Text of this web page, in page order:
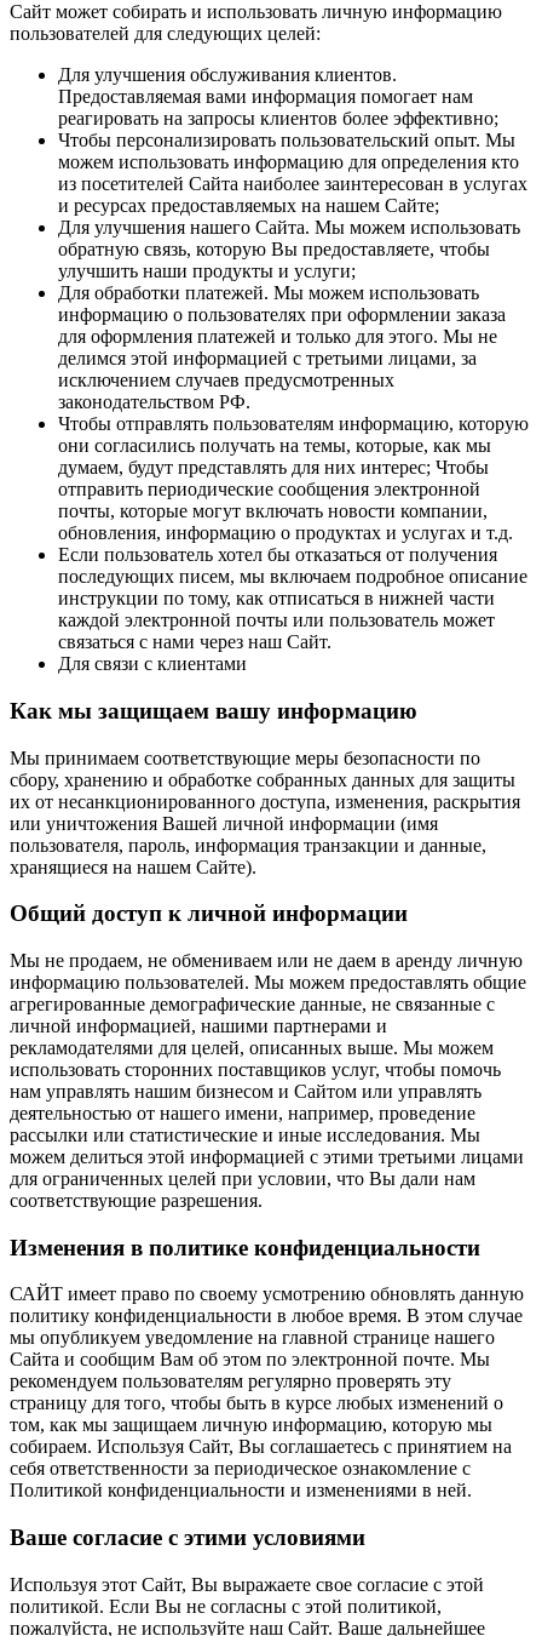
Сайт может собирать и использовать личную информацию
пользователей для следующих целей:
Для улучшения обслуживания клиентов.
Предоставляемая вами информация помогает нам
реагировать на запросы клиентов более эффективно;
Чтобы персонализировать пользовательский опыт. Мы
можем использовать информацию для определения кто
из посетителей Сайта наиболее заинтересован в услугах
и ресурсах предоставляемых на нашем Сайте;
Для улучшения нашего Сайта. Мы можем использовать
обратную связь, которую Вы предоставляете, чтобы
улучшить наши продукты и услуги;
Для обработки платежей. Мы можем использовать
информацию о пользователях при оформлении заказа
для оформления платежей и только для этого. Мы не
делимся этой информацией с третьими лицами, за
исключением случаев предусмотренных
законодательством РФ.
Чтобы отправлять пользователям информацию, которую
они согласились получать на темы, которые, как мы
думаем, будут представлять для них интерес; Чтобы
отправить периодические сообщения электронной
почты, которые могут включать новости компании,
обновления, информацию о продуктах и услугах и т.д.
Если пользователь хотел бы отказаться от получения
последующих писем, мы включаем подробное описание
инструкции по тому, как отписаться в нижней части
каждой электронной почты или пользователь может
связаться с нами через наш Сайт.
Для связи с клиентами
Как мы защищаем вашу информацию
Мы принимаем соответствующие меры безопасности по
сбору, хранению и обработке собранных данных для защиты
их от несанкционированного доступа, изменения, раскрытия
или уничтожения Вашей личной информации (имя
пользователя, пароль, информация транзакции и данные,
хранящиеся на нашем Сайте).
Общий доступ к личной информации
Мы не продаем, не обмениваем или не даем в аренду личную
информацию пользователей. Мы можем предоставлять общие
агрегированные демографические данные, не связанные с
личной информацией, нашими партнерами и
рекламодателями для целей, описанных выше. Мы можем
использовать сторонних поставщиков услуг, чтобы помочь
нам управлять нашим бизнесом и Сайтом или управлять
деятельностью от нашего имени, например, проведение
рассылки или статистические и иные исследования. Мы
можем делиться этой информацией с этими третьими лицами
для ограниченных целей при условии, что Вы дали нам
соответствующие разрешения.
Изменения в политике конфиденциальности
САЙТ имеет право по своему усмотрению обновлять данную
политику конфиденциальности в любое время. В этом случае
мы опубликуем уведомление на главной странице нашего
Сайта и сообщим Вам об этом по электронной почте. Мы
рекомендуем пользователям регулярно проверять эту
страницу для того, чтобы быть в курсе любых изменений о
том, как мы защищаем личную информацию, которую мы
собираем. Используя Сайт, Вы соглашаетесь с принятием на
себя ответственности за периодическое ознакомление с
Политикой конфиденциальности и изменениями в ней.
Ваше согласие с этими условиями
Используя этот Сайт, Вы выражаете свое согласие с этой
политикой. Если Вы не согласны с этой политикой,
пожалуйста, не используйте наш Сайт. Ваше дальнейшее